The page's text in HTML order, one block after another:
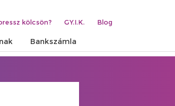
kölcsön? GY.I.K. Blog
Bankszámla